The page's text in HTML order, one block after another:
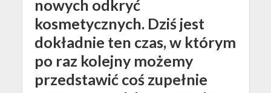
nowych odkryć
kosmetycznych. Dziś jest
dokładnie ten czas, w którym
po raz kolejny możemy
przedstawić coś zupełnie